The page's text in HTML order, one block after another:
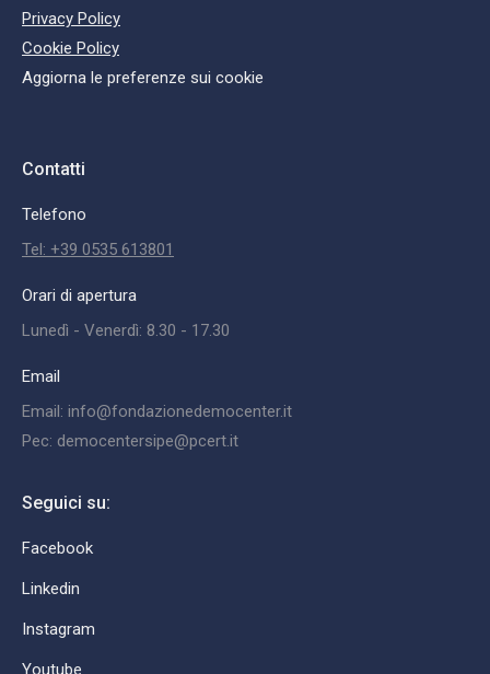
Privacy Policy
Cookie Policy
Aggiorna le preferenze sui cookie
Contatti
Telefono
Tel: +39 0535 613801
Orari di apertura
Lunedì - Venerdì: 8.30 - 17.30
Email
Email: info@fondazionedemocenter.it
Pec: democentersipe@pcert.it
Seguici su:
Facebook
Linkedin
Instagram
Youtube